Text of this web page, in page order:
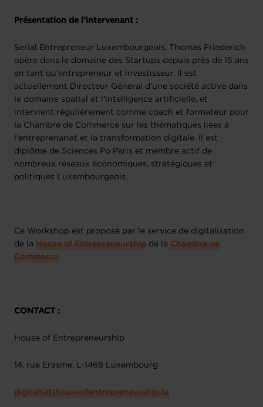
Présentation de l'intervenant :
Serial Entrepreneur Luxembourgeois, Thomas Friederich
opère dans le domaine des Startups depuis près de 15 ans
en tant qu'entrepreneur et investisseur. Il est
actuellement Directeur Général d'une société active dans
le domaine spatial et l'intelligence artificielle, et
intervient régulièrement comme coach et formateur pour
la Chambre de Commerce sur les thématiques liées à
l'entreprenariat et la transformation digitale. Il est
diplômé de Sciences Po Paris et membre actif de
nombreux réseaux économiques, stratégiques et
politiques Luxembourgeois.
Ce Workshop est proposé par le service de digitalisation
de la
House of Entrepreneurship de la Chambre de
Commerce.
CONTACT :
House of Entrepreneurship
14, rue Erasme, L-1468 Luxembourg
digital(at)houseofentrepreneurship.lu